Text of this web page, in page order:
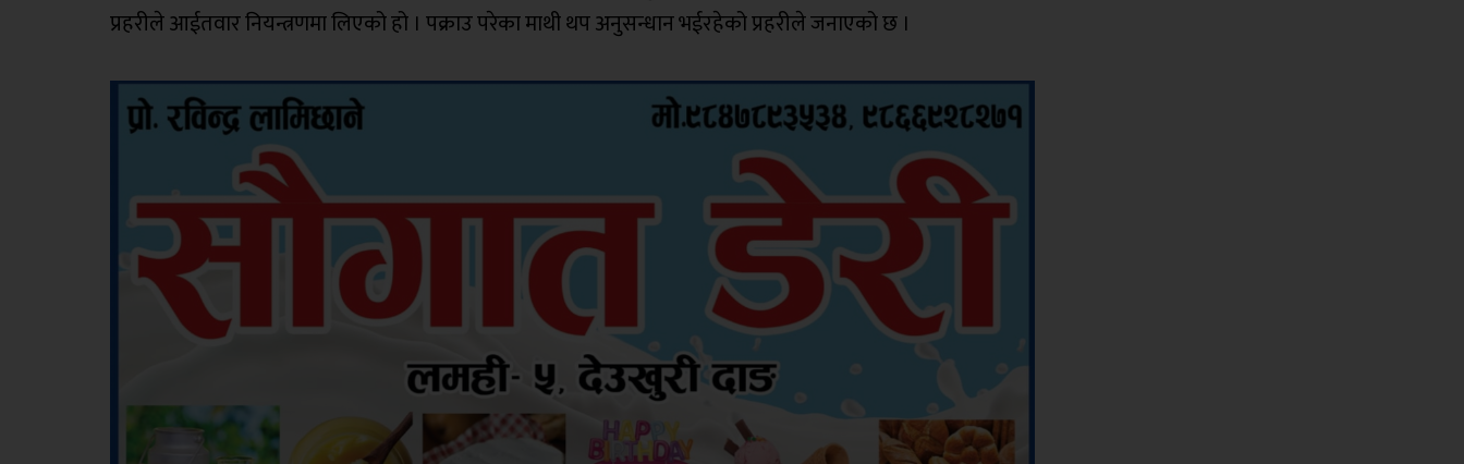
प्रहरीले आईतवार नियन्त्रणमा लिएको हो । पक्राउ परेका माथी थप अनुसन्धान भईरहेको प्रहरीले जनाएको छ ।